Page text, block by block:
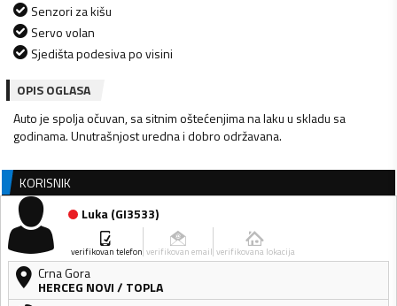
Senzori za kišu
Servo volan
Sjedišta podesiva po visini
OPIS OGLASA
Auto je spolja očuvan, sa sitnim oštećenjima na laku u skladu sa
godinama. Unutrašnjost uredna i dobro održavana.
KORISNIK
Luka(GI3533)
verifikovan telefon verifikovan email verifikovana lokacija
Crna Gora
HERCEG NOVI/ TOPLA